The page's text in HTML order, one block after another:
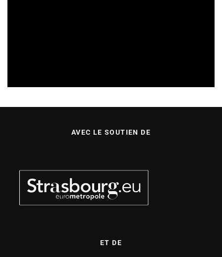
AVEC LE SOUTIEN DE
ET DE